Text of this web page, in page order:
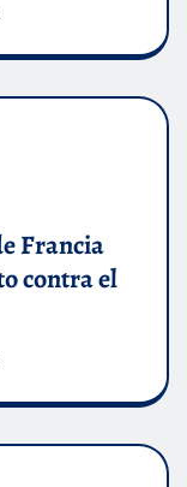
Francia
contra el